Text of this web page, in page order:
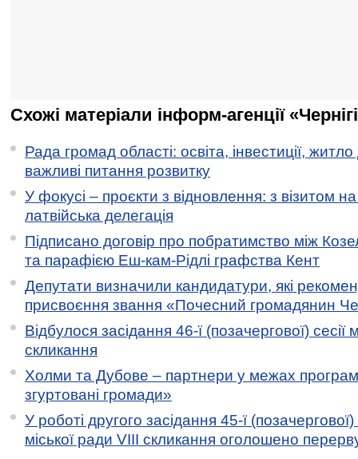
Схожі матеріали інформ-агенції
Рада громад області: освіта, інвестиції,
важливі питання розвитку
У фокусі – проєкти з відновлення: з візитом
латвійська делегація
Підписано договір про побратимство між
та парафією Еш-кам-Рідлі графства Кент
Депутати визначили кандидатури, які
присвоєння звання «Почесний громадянин
Відбулося засідання 46-ї (позачергової) сесії
скликання
Холми та Дубове – партнери у межах
згуртовані громади»
У роботі другого засідання 45-ї (позачергової)
міської ради VIII скликання оголошено